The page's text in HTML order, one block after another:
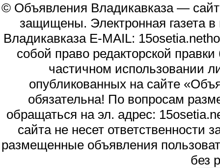
© Объявления Владикавказа —
защищены. Электронная газета
Владикавказа E-MAIL:
собой право редакторской
частичном использовании
опубликованных на сайте
обязательна! По вопросам
обращаться на эл. адрес:
сайта не несет
размещенные объявления
без